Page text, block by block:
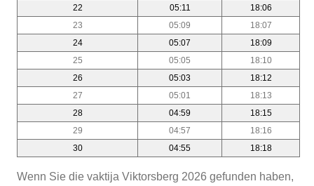
22
05:11
18:06
23
05:09
18:07
24
05:07
18:09
25
05:05
18:10
26
05:03
18:12
27
05:01
18:13
28
04:59
18:15
29
04:57
18:16
30
04:55 18:18
Wenn Sie die vaktija Viktorsberg 2026 gefunden haben,